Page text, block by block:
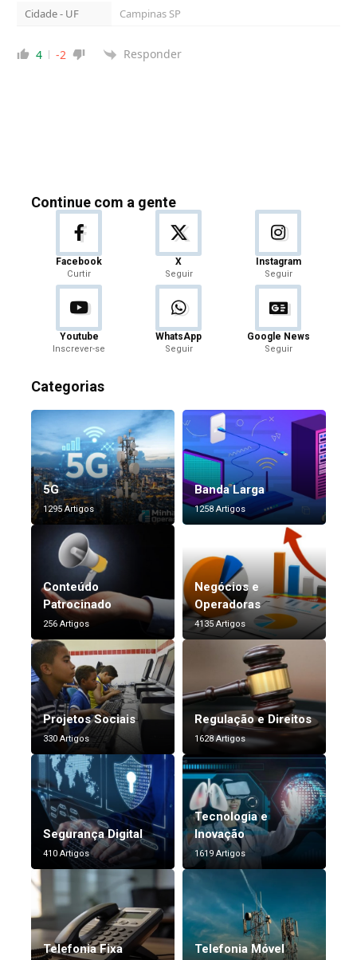
Cidade - UF Campinas SP
4 -2 Responder
Continue com a gente
Facebook
Curtir
X
Seguir
Instagram
Seguir
Youtube
Inscrever-se
WhatsApp
Seguir
Google News
Seguir
Categorias
5G
1295 Artigos
Banda Larga
1258 Artigos
Conteúdo
Patrocinado
256 Artigos
Negócios e
Operadoras
4135 Artigos
Projetos Sociais
330 Artigos
Regulação e Direitos
1628 Artigos
Segurança Digital
410 Artigos
Tecnologia e
Inovação
1619 Artigos
Telefonia Fixa Telefonia Móvel